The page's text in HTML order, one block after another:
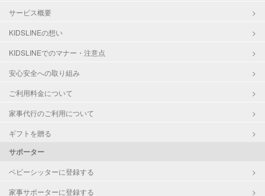
サービス概要
KIDSLINEの想い
KIDSLINEでのマナー・注意点
安心安全への取り組み
ご利用料金について
家事代行のご利用について
ギフトを贈る
サポーター
ベビーシッターに登録する
家事サポーターに登録する